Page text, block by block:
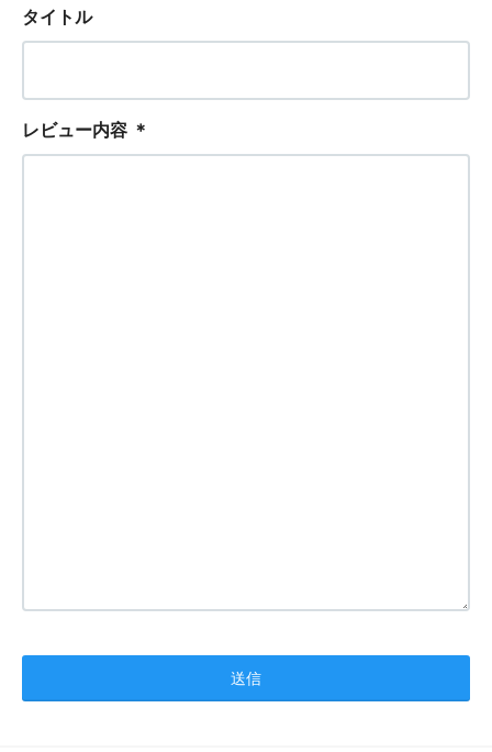
タイトル
レビュー内容 ＊